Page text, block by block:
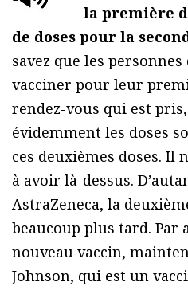
la première
de doses pour la
savez que les
vacciner pour leur
rendez-vous qui est
évidemment les doses
ces deuxièmes doses. Il
à avoir là-dessus.
AstraZeneca, la
beaucoup plus tard. Par
nouveau vaccin,
Johnson, qui est un